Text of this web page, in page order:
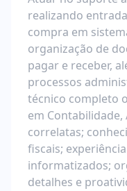
realizando
compra em
organização de
pagar e receber,
processos
técnico completo
em
correlatas;
fiscais;
informatizados;
detalhes e